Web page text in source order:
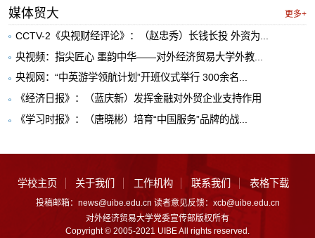
媒体贸大 更多+
CCTV-2《央视财经评论》：（赵忠秀）长钱长投 外资为...
央视频：指尖匠心 墨韵中华——对外经济贸易大学外教...
央视网：“中英游学领航计划”开班仪式举行 300余名...
《经济日报》：（蓝庆新）发挥金融对外贸企业支持作用
《学习时报》：（唐晓彬）培育“中国服务”品牌的战...
学校主页 关于我们 工作机构 联系我们 表格下载
投稿邮箱：news@uibe.edu.cn 读者意见反馈：xcb@uibe.edu.cn
对外经济贸易大学党委宣传部版权所有
Copyright © 2005-2021 UIBE All rights reserved.